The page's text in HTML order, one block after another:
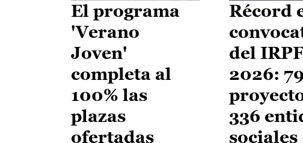
El programa
'Verano
Joven'
completa al
100% las
plazas
ofertadas
Récord
del
2026:
336
sociales